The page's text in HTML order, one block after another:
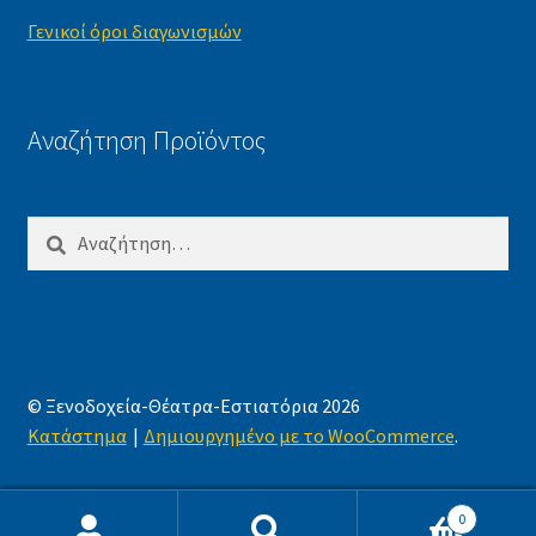
Γενικοί όροι διαγωνισμών
Αναζήτηση Προϊόντος
για:
© Ξενοδοχεία-Θέατρα-Εστιατόρια 2026
Κατάστημα
Δημιουργημένο με το WooCommerce.
0